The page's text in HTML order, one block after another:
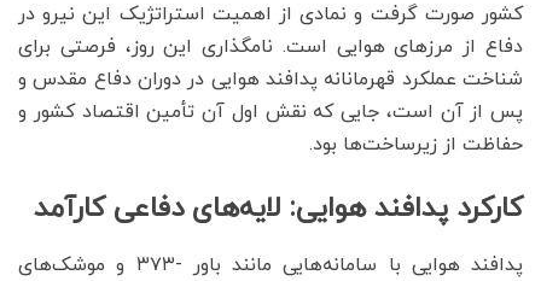
کشور صورت گرفت و نمادی از اهمیت استراتژیک این نیرو در
دفاع از مرزهای هوایی است. نامگذاری این روز، فرصتی برای
شناخت عملکرد قهرمانانه پدافند هوایی در دوران دفاع مقدس و
پس از آن است، جایی که نقش اول آن تأمین اقتصاد کشور و
حفاظت از زیرساخت‌ها بود.
کارکرد پدافند هوایی: لایه‌های دفاعی کارآمد
پدافند هوایی با سامانه‌هایی مانند باور -۳۷۳ و موشک‌های